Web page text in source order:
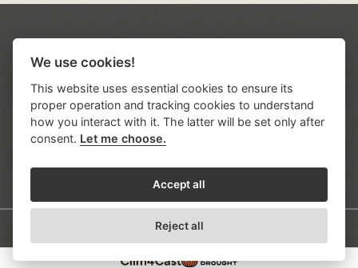
Ústav výzkumu globální změny AV ČR, v.v.i.
We use cookies!
This website uses essential cookies to ensure its
proper operation and tracking cookies to understand
how you interact with it. The latter will be set only after
consent. Let me choose.
Accept all
Reject all